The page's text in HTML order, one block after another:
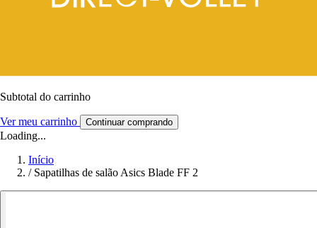
Subtotal do carrinho
Ver meu carrinho Continuar comprando
Loading...
Início
/ Sapatilhas de salão Asics Blade FF 2